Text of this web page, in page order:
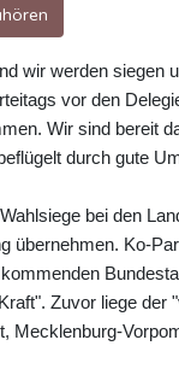
wir werden siegen
vor den
Wir sind bereit
durch gute
bei den
übernehmen. Ko-
Zuvor liege der
Mecklenburg-